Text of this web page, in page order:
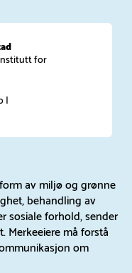
for
|
av miljø og grønne
behandling av
sosiale forhold, sender
Merkeeiere må forstå
om